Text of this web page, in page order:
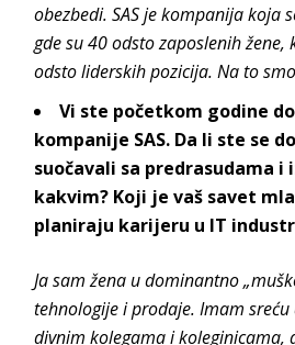
obezbedi. SAS je kompanija koja
gde su 40 odsto zaposlenih žene,
odsto liderskih pozicija. Na to
Vi ste početkom godine
kompanije SAS. Da li ste se
suočavali sa predrasudama i
kakvim? Koji je vaš savet
planiraju karijeru u IT
Ja sam žena u dominantno
tehnologije i prodaje. Imam
divnim kolegama i koleginicama,